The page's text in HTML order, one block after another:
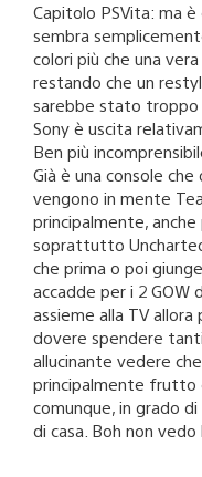
Capitolo PSVita: ma
sembra
colori più che una
restando che un
sarebbe stato
Sony è uscita
Ben più
Già è una console
vengono in mente
principalmente,
soprattutto
che prima o poi
accadde per i 2 GOW
assieme alla TV allora
dovere spendere
allucinante vedere
principalmente frutto
comunque, in grado
di casa. Boh non vedo